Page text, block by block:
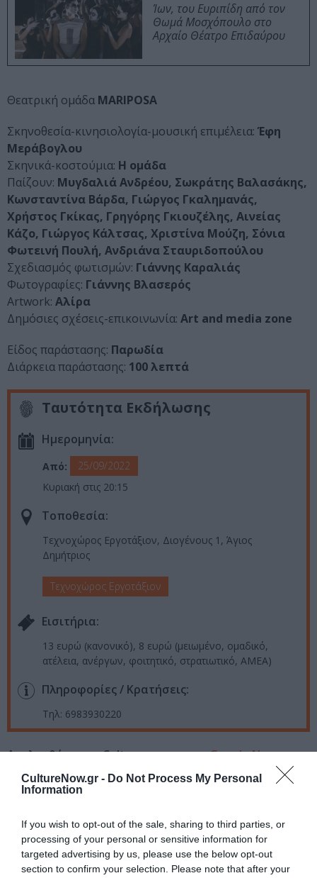
CultureNow.gr - Do Not Process My Personal
Information
If you wish to opt-out of the sale, sharing to third parties, or
processing of your personal or sensitive information for
targeted advertising by us, please use the below opt-out
section to confirm your selection. Please note that after your
Ίων, του Ευριπίδη από τον
Θωμά Μοσχόπουλο στο
Αρχαίο Θέατρο Επιδαύρου
Θεατρική ομάδα MARIPOSA
Σκηνοθεσία-κινησιολογία-μουσική επιμέλεια: Έφη
Μεράβογλου
Σκηνικά-κοστούμια: Η ομάδα
Παίζουν: Μυγδαλιά Ανδρέου, Σωκράτης Βαλασάκης,
Κωνσταντίνα Βάρδα, Γιώργος Γκαλημανάς,
Χρήστος Γκίκας, Γρηγόρης Γκιουζέλης, Αινείας
Κάζο, Γιώργος Κάλτσας, Χριστίνα Μούζη, Σόνια
Φωτεινή Πουλή, Ανδριάνα Σταυριδοπούλου
Σχεδιασμός φωτισμών: Γιάννης Καραλιάς
Φωτογραφίες: Γιάννης Βλασερός
Artwork: Αλίρα
Δημόσιες σχέσεις-επικοινωνία: Art and media zone
Είδος παράστασης: Παρωδία
Διάρκεια παράστασης: 100 λεπτά
Ταυτότητα Εκδήλωσης
Ημερομηνία:
Από:
25/09/2022
Κυριακή στις 20:15
Τοποθεσία:
Τεχνοχώρος Εργοτάξιον, Διογένους 1, Άγιος
Δημήτριος
Τεχνοχώρος Εργοτάξιον
Eισιτήρια:
13 ευρώ (κανονικό), 8 ευρώ (μειωμένο, ομαδικό,
ατέλεια, ανέργων, φοιτητικό, στρατιωτικό, ΑΜΕΑ)
Πληροφορίες / Κρατήσεις:
Τηλ: 6983930220
Ακολουθήστε το Culturenow.gr στοGoogle Newsκαι
μάθετε πρώτοι όλες τις ειδήσεις
Πολιτισμό στοCulturenow.gr
Νέοι Διαγωνισμοί❯